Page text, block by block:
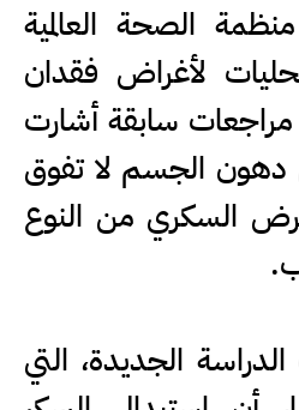
الصحة العالمية
لأغراض فقدان
مراجعات سابقة أشارت
دهون الجسم لا تفوق
السكري من النوع
الجديدة، التي